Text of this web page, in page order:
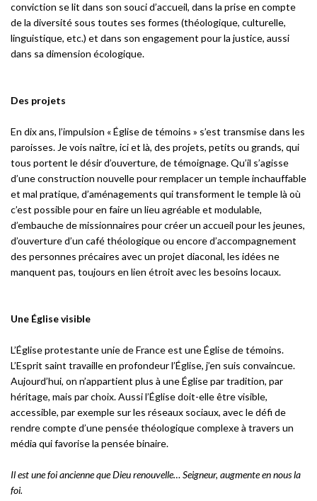
conviction se lit dans son souci d’accueil, dans la prise en compte
de la diversité sous toutes ses formes (théologique, culturelle,
linguistique, etc.) et dans son engagement pour la justice, aussi
dans sa dimension écologique.
Des projets
En dix ans, l’impulsion « Église de témoins » s’est transmise dans les
paroisses. Je vois naître, ici et là, des projets, petits ou grands, qui
tous portent le désir d’ouverture, de témoignage. Qu’il s’agisse
d’une construction nouvelle pour remplacer un temple inchauffable
et mal pratique, d’aménagements qui transforment le temple là où
c’est possible pour en faire un lieu agréable et modulable,
d’embauche de missionnaires pour créer un accueil pour les jeunes,
d’ouverture d’un café théologique ou encore d’accompagnement
des personnes précaires avec un projet diaconal, les idées ne
manquent pas, toujours en lien étroit avec les besoins locaux.
Une Église visible
L’Église protestante unie de France est une Église de témoins.
L’Esprit saint travaille en profondeur l’Église, j’en suis convaincue.
Aujourd’hui, on n’appartient plus à une Église par tradition, par
héritage, mais par choix. Aussi l’Église doit-elle être visible,
accessible, par exemple sur les réseaux sociaux, avec le défi de
rendre compte d’une pensée théologique complexe à travers un
média qui favorise la pensée binaire.
Il est une foi ancienne que Dieu renouvelle… Seigneur, augmente en nous la
foi.